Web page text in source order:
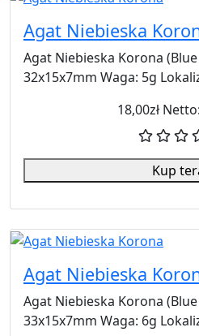
Agat Niebieska
Agat Niebieska Korona
32x15x7mm Waga: 5g
18,00zł
Kup
Agat Niebieska
Agat Niebieska Korona
33x15x7mm Waga: 6g